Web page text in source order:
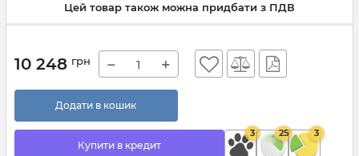
Цей товар також можна придбати з ПДВ
10 248 грн − +
Додати в кошик
Купити в кредит
3 25 3